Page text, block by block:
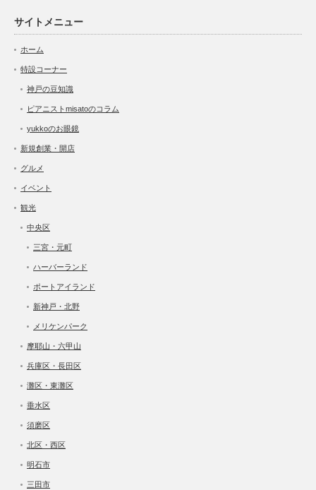
サイトメニュー
ホーム
特設コーナー
神戸の豆知識
ピアニストmisatoのコラム
yukkoのお眼鏡
新規創業・開店
グルメ
イベント
観光
中央区
三宮・元町
ハーバーランド
ポートアイランド
新神戸・北野
メリケンパーク
摩耶山・六甲山
兵庫区・長田区
灘区・東灘区
垂水区
須磨区
北区・西区
明石市
三田市